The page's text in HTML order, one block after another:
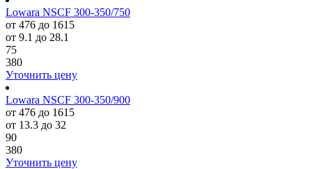
Lowara NSCF 300-350/750
от 476 до 1615
от 9.1 до 28.1
75
380
Уточнить цену
Lowara NSCF 300-350/900
от 476 до 1615
от 13.3 до 32
90
380
Уточнить цену